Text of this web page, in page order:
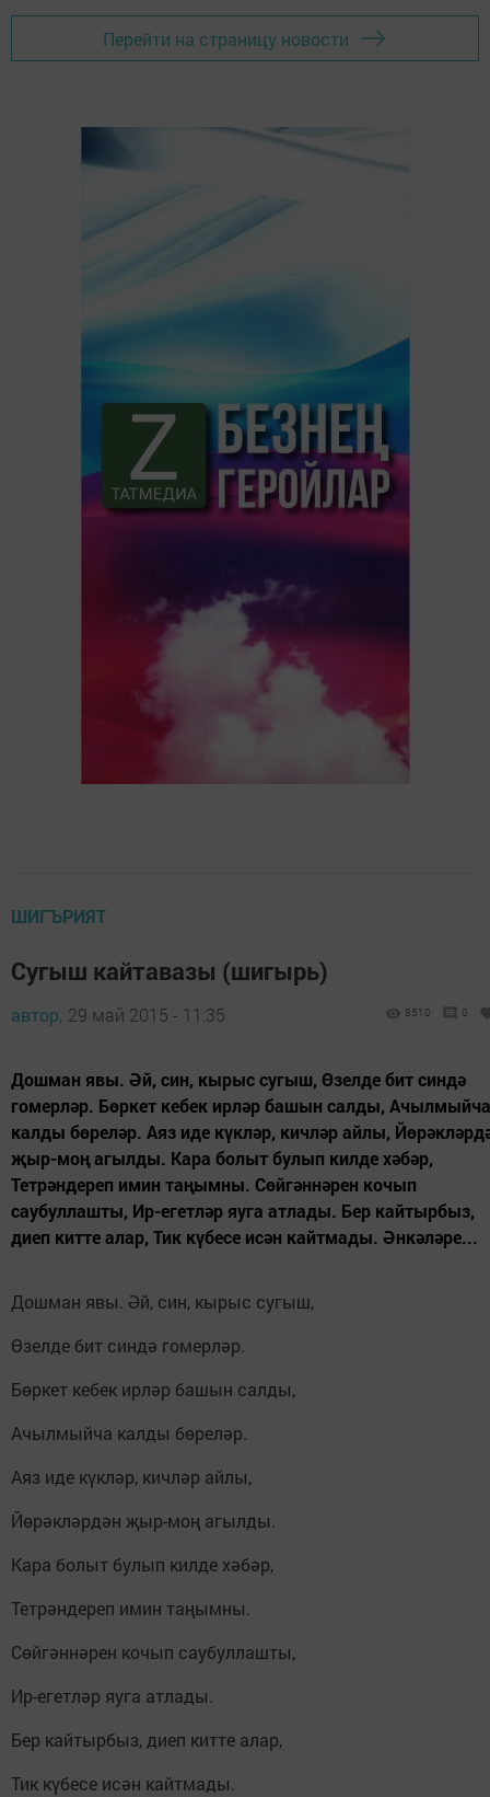
Перейти на страницу новости
ШИГЪРИЯТ
Сугыш кайтавазы (шигырь)
автор, 29 май 2015 - 11:35 8510 0
Дошман явы. Әй, син, кырыс сугыш, Өзелде бит синдә
гомерләр. Бөркет кебек ирләр башын салды, Ачылмыйча
калды бөреләр. Аяз иде күкләр, кичләр айлы,
җыр-моң агылды. Кара болыт булып килде хәбәр,
Тетрәндереп имин таңымны. Сөйгәннәрен кочып
саубуллашты, Ир-егетләр яуга атлады. Бер кайтырбыз,
диеп китте алар, Тик күбесе исән кайтмады. Әнкәләре...
Дошман явы. Әй, син, кырыс сугыш,
Өзелде бит синдә гомерләр.
Бөркет кебек ирләр башын салды,
Ачылмыйча калды бөреләр.
Аяз иде күкләр, кичләр айлы,
Йөрәкләрдән җыр-моң агылды.
Кара болыт булып килде хәбәр,
Тетрәндереп имин таңымны.
Сөйгәннәрен кочып саубуллашты,
Ир-егетләр яуга атлады.
Бер кайтырбыз, диеп китте алар,
Тик күбесе исән кайтмады.